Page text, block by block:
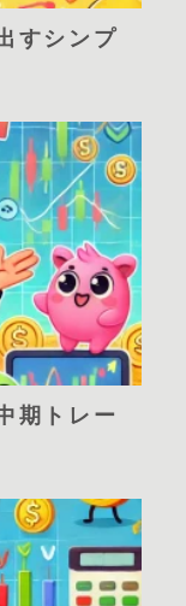
すシンプ
期トレー